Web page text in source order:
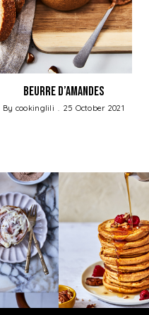
Beurre d’amandes
By cookinglili 25 October 2021